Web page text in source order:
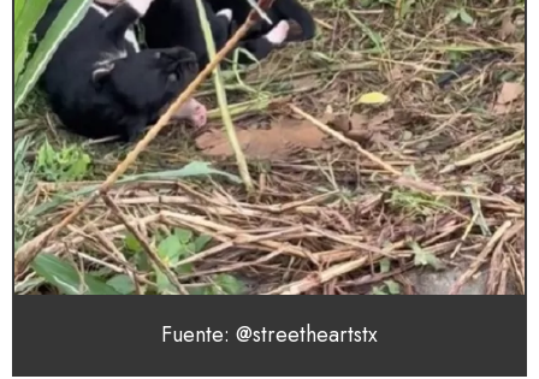
Fuente: @streetheartstx